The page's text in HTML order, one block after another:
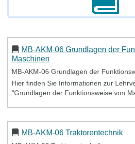
MB-AKM-06 Grundlagen der
Maschinen
MB-AKM-06 Grundlagen der
Hier finden Sie Informationen zur
"Grundlagen der Funktionsweise von
MB-AKM-06 Traktorentechnik